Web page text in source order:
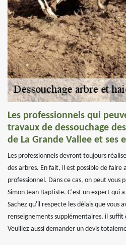
Les professionnels qui
travaux de dessouchage
de La Grande Vallee et ses
Les professionnels devront toujours
des arbres. En fait, il est possible de faire
professionnel. Dans ce cas, on peut vous
Simon Jean Baptiste. C'est un expert qui
Sachez qu'il respecte les délais que vous
renseignements supplémentaires, il
Veuillez aussi demander un devis